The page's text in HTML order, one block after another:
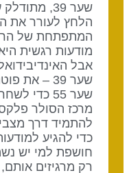
שער 39,
הלחץ לעורר את
המתפתחת של
מודעות רגשית
אבל
שער 39 – את
שער 55 כדי
מרכז הסולר
להתמיד דרך
כדי להגיע
חושפת למי יש
רק מרגיזים אותם,